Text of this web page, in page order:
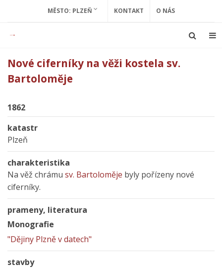
MĚSTO: PLZEŇ KONTAKT O NÁS
Nové ciferníky na věži kostela sv.
Bartoloměje
1862
katastr
Plzeň
charakteristika
Na věž chrámu sv. Bartoloměje byly pořízeny nové
ciferníky.
prameny, literatura
Monografie
"Dějiny Plzně v datech"
stavby